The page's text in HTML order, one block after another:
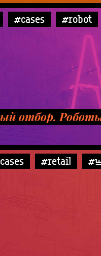
#cases #robot
отбор.
#retail